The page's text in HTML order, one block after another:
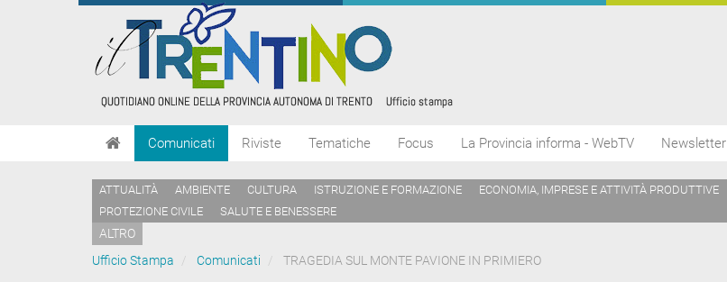
Comunicati Riviste Tematiche Focus La Provincia informa - WebTV Newsletter
ATTUALITÀ AMBIENTE CULTURA ISTRUZIONE E FORMAZIONE ECONOMIA, IMPRESE E ATTIVITÀ PRODUTTIVE
PROTEZIONE CIVILE
SALUTE E BENESSERE
ALTRO
Ufficio Stampa
Comunicati TRAGEDIA SUL MONTE PAVIONE IN PRIMIERO